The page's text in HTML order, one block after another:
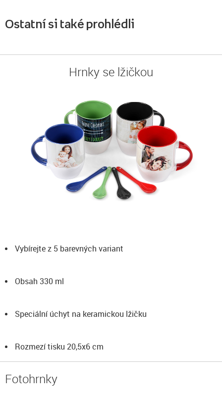
Ostatní si také prohlédli
Hrnky se lžičkou
Vybírejte z 5 barevných variant
Obsah 330 ml
Speciální úchyt na keramickou lžičku
Rozmezí tisku 20,5x6 cm
Fotohrnky